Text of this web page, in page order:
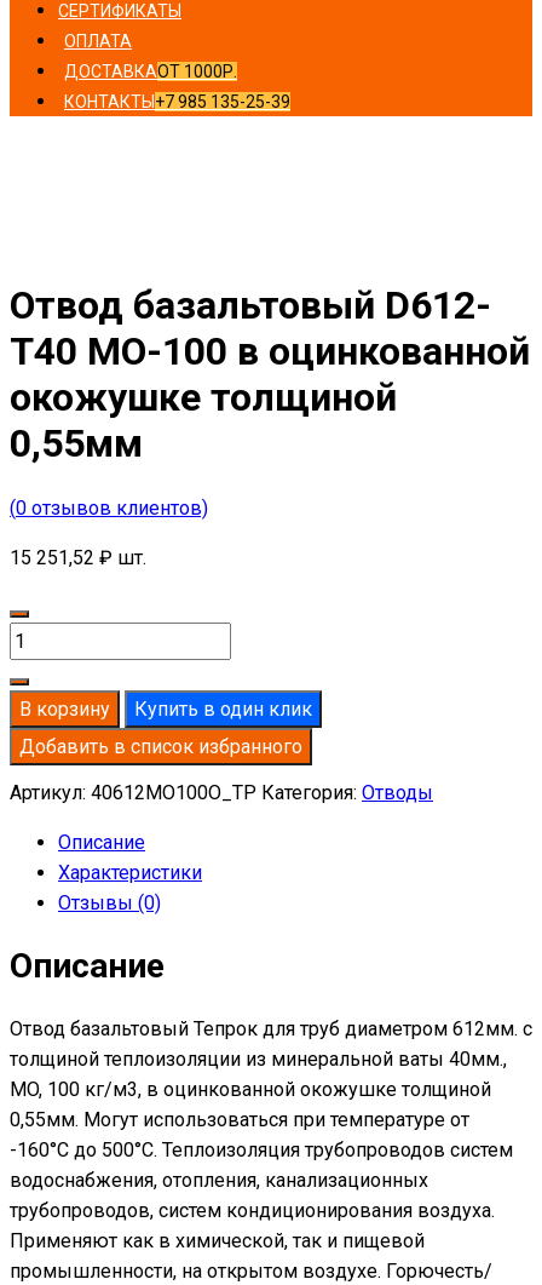
СЕРТИФИКАТЫ
ОПЛАТА
ДОСТАВКАОТ 1000Р.
КОНТАКТЫ +7 985 135-25-39
Отвод базальтовый D612-
T40 MO-100 в оцинкованной
окожушке толщиной
0,55мм
(0 отзывов клиентов)
15 251,52 ₽ шт.
Количество
товара
Отвод
базальтовый
D612-
T40
100
оцинкованной
толщиной
В корзину
Купить в один клик
Добавить в список избранного
Артикул: 40612MO100O_TP Категория: Отводы
Описание
Характеристики
Отзывы (0)
Описание
Отвод базальтовый Тепрок для труб диаметром 612мм. с
толщиной теплоизоляции из минеральной ваты 40мм.,
MO, 100 кг/м3, в оцинкованной окожушке толщиной
0,55мм. Могут использоваться при температуре от
-160°С до 500°С. Теплоизоляция трубопроводов систем
водоснабжения, отопления, канализационных
трубопроводов, систем кондиционирования воздуха.
Применяют как в химической, так и пищевой
промышленности, на открытом воздухе. Горючесть/